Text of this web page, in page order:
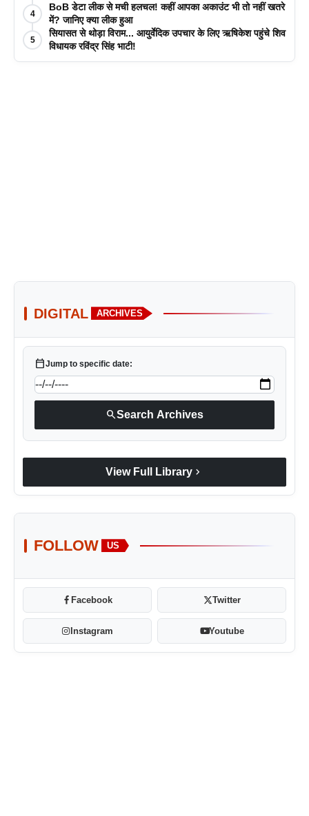
4
BoB डेटा लीक से मची हलचल! कहीं आपका अकाउंट भी तो नहीं खतरे
में? जानिए क्या लीक हुआ
5
सियासत से थोड़ा विराम... आयुर्वेदिक उपचार के लिए ऋषिकेश पहुंचे शिव
विधायक रविंद्र सिंह भाटी!
DIGITAL ARCHIVES
calendar_todayJump to specific date:
searchSearch Archives
View Full Library chevron_right
FOLLOW US
Facebook Twitter
Instagram Youtube